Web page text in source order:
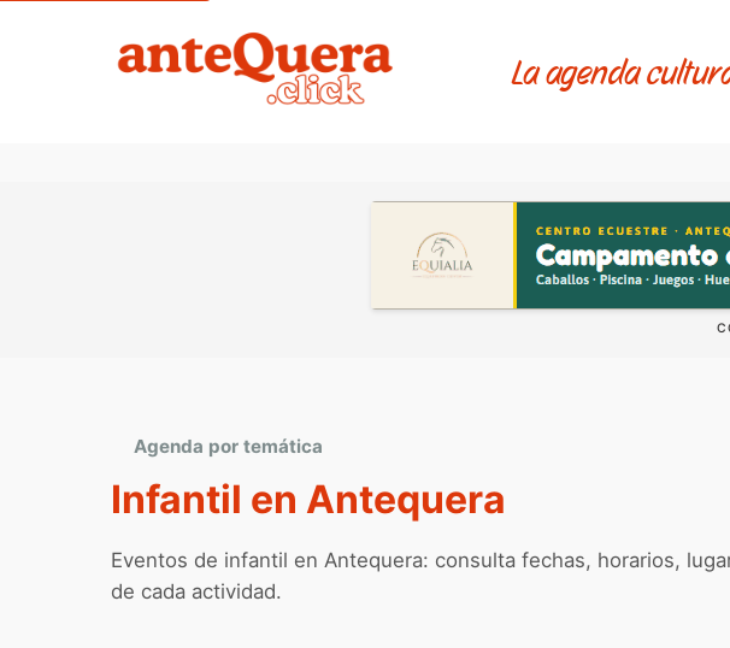
La agenda
Agenda por temática
Infantil en Antequera
Eventos de infantil en Antequera: consulta fechas, horarios,
de cada actividad.